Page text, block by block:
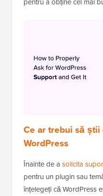
Ce ar trebui să
WordPress
Înainte de a solicita
pentru un plugin sau
înțelegeți că WordPress